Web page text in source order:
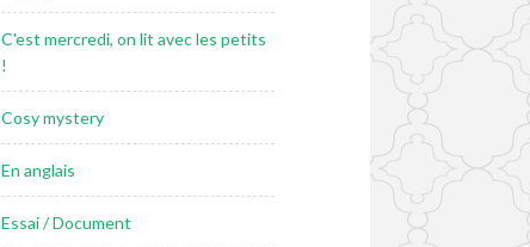
C'est mercredi, on lit avec les petits
!
Cosy mystery
En anglais
Essai / Document